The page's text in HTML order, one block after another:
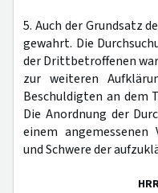
5. Auch der Grundsatz
gewahrt. Die
der Drittbetroffenen
zur weiteren
Beschuldigten an dem
Die Anordnung der
einem
und Schwere der